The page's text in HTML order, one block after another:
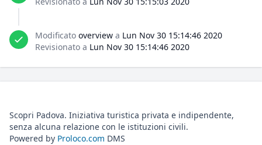
Modificato overview a Lun Nov 30 15:14:46 2020
Revisionato a Lun Nov 30 15:14:46 2020
Scopri Padova. Iniziativa turistica privata e indipendente,
senza alcuna relazione con le istituzioni civili.
Powered by Proloco.com DMS